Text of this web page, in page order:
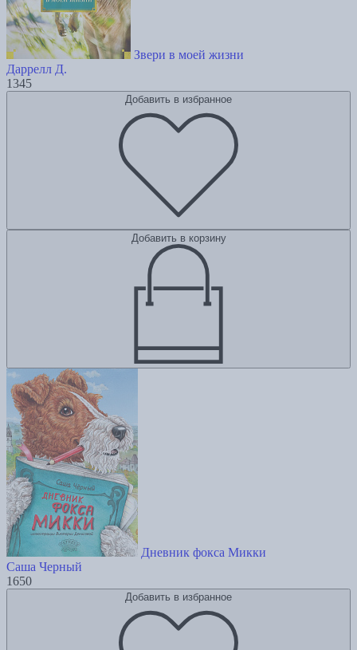
Звери в моей жизни
Даррелл Д.
1345
Добавить в избранное
Добавить в корзину
Дневник фокса Микки
Саша Черный
1650
Добавить в избранное